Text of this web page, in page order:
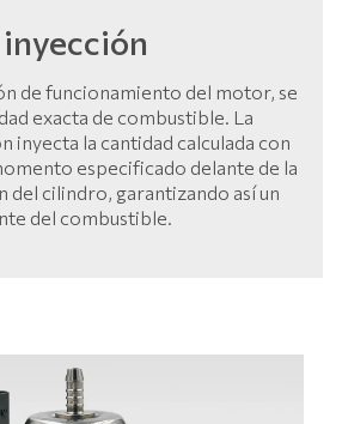
de funcionamiento del motor, se
exacta de combustible. La
inyecta la cantidad calculada con
especificado delante de la
del cilindro, garantizando así un
del combustible.